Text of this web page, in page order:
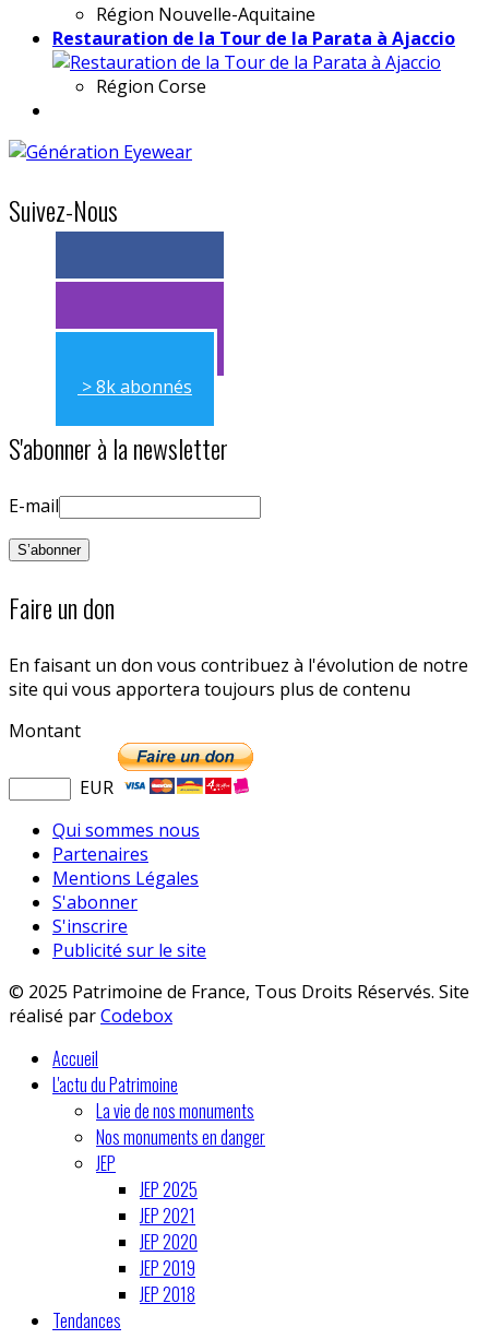
Région Nouvelle-Aquitaine
Restauration de la Tour de la Parata à Ajaccio
Région Corse
Suivez-Nous
> 11k abonnés
> 11k abonnés
> 8k abonnés
S'abonner à la newsletter
E-mail
Faire un don
En faisant un don vous contribuez à l'évolution de notre
site qui vous apportera toujours plus de contenu
Montant
EUR
Qui sommes nous
Partenaires
Mentions Légales
S'abonner
S'inscrire
Publicité sur le site
© 2025 Patrimoine de France, Tous Droits Réservés. Site
réalisé parCodebox
Accueil
L'actu du Patrimoine
La vie de nos monuments
Nos monuments en danger
JEP
JEP 2025
JEP 2021
JEP 2020
JEP 2019
JEP 2018
Tendances